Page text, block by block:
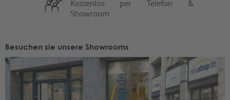
Kostenlos per Telefon &
Showroom
Besuchen sie unsere Showrooms